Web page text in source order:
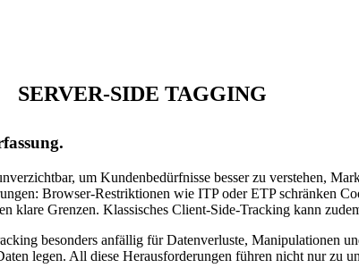
SERVER-SIDE TAGGING
um Kundenbedürfnisse besser zu verstehen,
Browser-Restriktionen wie ITP oder ETP schränken
Grenzen. Klassisches Client-Side-Tracking kann
besonders anfällig für Datenverluste, Manipulationen
legen. All diese Herausforderungen führen nicht nur zu